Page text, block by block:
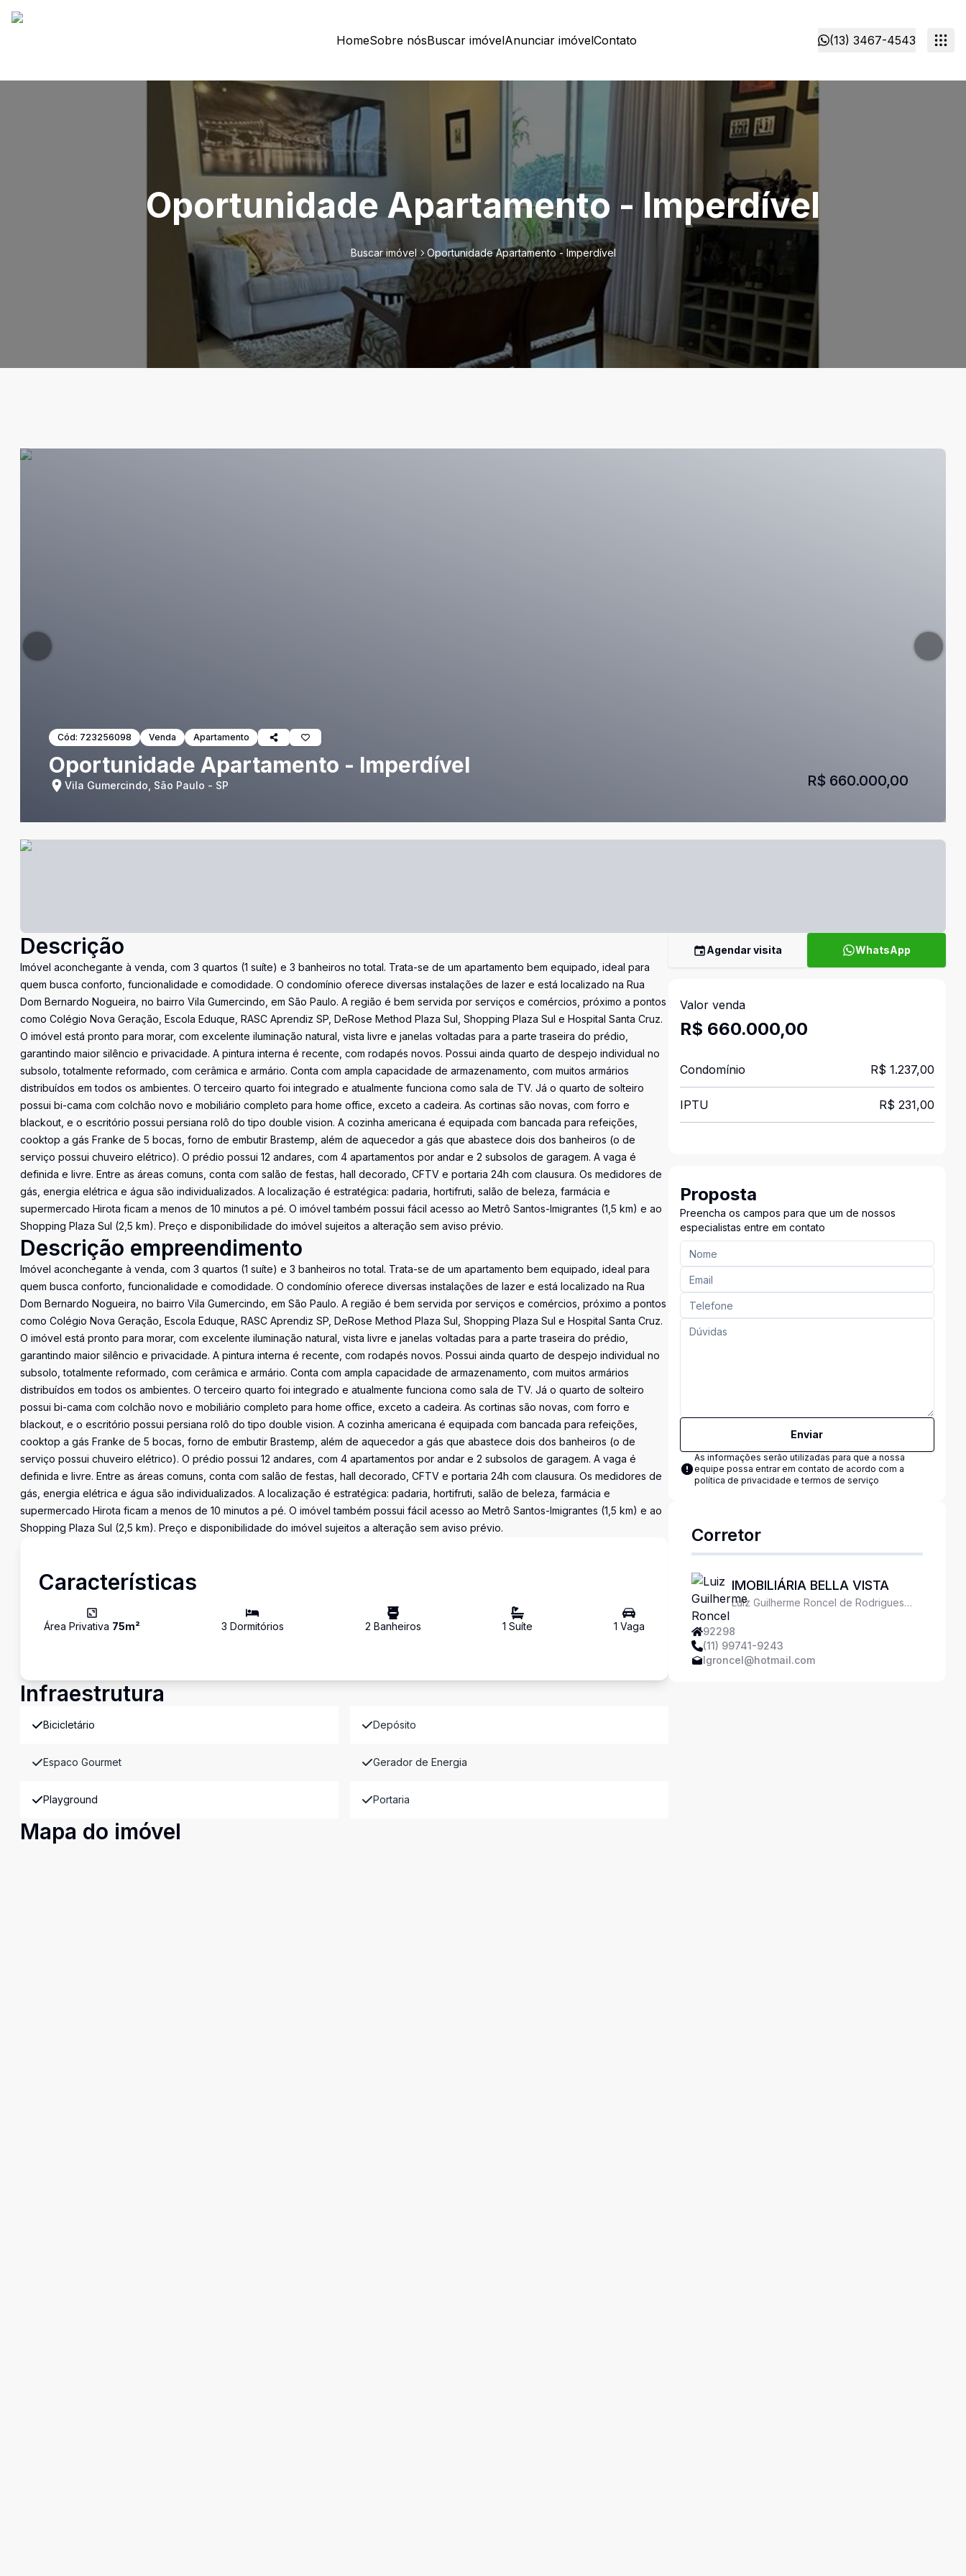
HomeSobre nósBuscar imóvelAnunciar imóvelContato (13) 3467-4543
Oportunidade Apartamento - Imperdível
Buscar imóvel Oportunidade Apartamento - Imperdível
Cód: 723256098 Venda Apartamento
Oportunidade Apartamento - Imperdível
Vila Gumercindo, São Paulo - SP R$ 660.000,00
Descrição
Imóvel aconchegante à venda, com 3 quartos (1 suíte) e 3 banheiros no total. Trata-se de um apartamento bem equipado, ideal para
quem busca conforto, funcionalidade e comodidade. O condomínio oferece diversas instalações de lazer e está localizado na Rua
Dom Bernardo Nogueira, no bairro Vila Gumercindo, em São Paulo. A região é bem servida por serviços e comércios, próximo a pontos
como Colégio Nova Geração, Escola Eduque, RASC Aprendiz SP, DeRose Method Plaza Sul, Shopping Plaza Sul e Hospital Santa Cruz.
O imóvel está pronto para morar, com excelente iluminação natural, vista livre e janelas voltadas para a parte traseira do prédio,
garantindo maior silêncio e privacidade. A pintura interna é recente, com rodapés novos. Possui ainda quarto de despejo individual no
subsolo, totalmente reformado, com cerâmica e armário. Conta com ampla capacidade de armazenamento, com muitos armários
distribuídos em todos os ambientes. O terceiro quarto foi integrado e atualmente funciona como sala de TV. Já o quarto de solteiro
possui bi-cama com colchão novo e mobiliário completo para home office, exceto a cadeira. As cortinas são novas, com forro e
blackout, e o escritório possui persiana rolô do tipo double vision. A cozinha americana é equipada com bancada para refeições,
cooktop a gás Franke de 5 bocas, forno de embutir Brastemp, além de aquecedor a gás que abastece dois dos banheiros (o de
serviço possui chuveiro elétrico). O prédio possui 12 andares, com 4 apartamentos por andar e 2 subsolos de garagem. A vaga é
definida e livre. Entre as áreas comuns, conta com salão de festas, hall decorado, CFTV e portaria 24h com clausura. Os medidores de
gás, energia elétrica e água são individualizados. A localização é estratégica: padaria, hortifruti, salão de beleza, farmácia e
supermercado Hirota ficam a menos de 10 minutos a pé. O imóvel também possui fácil acesso ao Metrô Santos-Imigrantes (1,5 km) e ao
Shopping Plaza Sul (2,5 km). Preço e disponibilidade do imóvel sujeitos a alteração sem aviso prévio.
Descrição empreendimento
Imóvel aconchegante à venda, com 3 quartos (1 suíte) e 3 banheiros no total. Trata-se de um apartamento bem equipado, ideal para
quem busca conforto, funcionalidade e comodidade. O condomínio oferece diversas instalações de lazer e está localizado na Rua
Dom Bernardo Nogueira, no bairro Vila Gumercindo, em São Paulo. A região é bem servida por serviços e comércios, próximo a pontos
como Colégio Nova Geração, Escola Eduque, RASC Aprendiz SP, DeRose Method Plaza Sul, Shopping Plaza Sul e Hospital Santa Cruz.
O imóvel está pronto para morar, com excelente iluminação natural, vista livre e janelas voltadas para a parte traseira do prédio,
garantindo maior silêncio e privacidade. A pintura interna é recente, com rodapés novos. Possui ainda quarto de despejo individual no
subsolo, totalmente reformado, com cerâmica e armário. Conta com ampla capacidade de armazenamento, com muitos armários
distribuídos em todos os ambientes. O terceiro quarto foi integrado e atualmente funciona como sala de TV. Já o quarto de solteiro
possui bi-cama com colchão novo e mobiliário completo para home office, exceto a cadeira. As cortinas são novas, com forro e
blackout, e o escritório possui persiana rolô do tipo double vision. A cozinha americana é equipada com bancada para refeições,
cooktop a gás Franke de 5 bocas, forno de embutir Brastemp, além de aquecedor a gás que abastece dois dos banheiros (o de
serviço possui chuveiro elétrico). O prédio possui 12 andares, com 4 apartamentos por andar e 2 subsolos de garagem. A vaga é
definida e livre. Entre as áreas comuns, conta com salão de festas, hall decorado, CFTV e portaria 24h com clausura. Os medidores de
gás, energia elétrica e água são individualizados. A localização é estratégica: padaria, hortifruti, salão de beleza, farmácia e
supermercado Hirota ficam a menos de 10 minutos a pé. O imóvel também possui fácil acesso ao Metrô Santos-Imigrantes (1,5 km) e ao
Shopping Plaza Sul (2,5 km). Preço e disponibilidade do imóvel sujeitos a alteração sem aviso prévio.
Características
Área Privativa 75m² 3 Dormitórios 2 Banheiros 1 Suíte 1 Vaga
Infraestrutura
Bicicletário Depósito
Espaco Gourmet Gerador de Energia
Playground Portaria
Mapa do imóvel
Agendar visita WhatsApp
Valor venda
R$ 660.000,00
Condomínio R$ 1.237,00
IPTU R$ 231,00
Proposta
Preencha os campos para que um de nossos
especialistas entre em contato
Enviar
As informações serão utilizadas para que a nossa
equipe possa entrar em contato de acordo com a
política de privacidade e termos de serviço
Corretor
IMOBILIÁRIA BELLA VISTA
Luiz Guilherme Roncel de Rodrigues
92298
(11) 99741-9243
lgroncel@hotmail.com